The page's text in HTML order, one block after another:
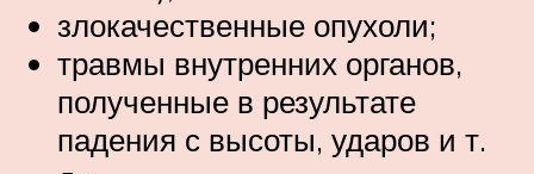
злокачественные опухоли;
травмы внутренних органов,
полученные в результате
падения с высоты, ударов и т.